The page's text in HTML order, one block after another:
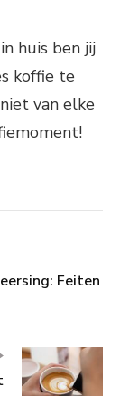
huis ben jij
koffie te
van elke
Feiten